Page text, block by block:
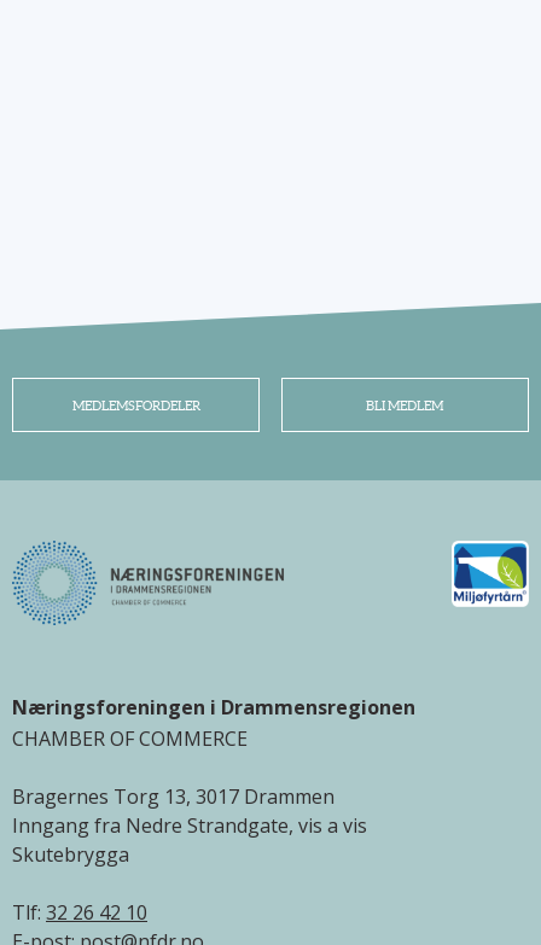
MEDLEMSFORDELER BLI MEDLEM
Næringsforeningen i Drammensregionen
CHAMBER OF COMMERCE
Bragernes Torg 13, 3017 Drammen
Inngang fra Nedre Strandgate, vis a vis
Skutebrygga
Tlf: 32 26 42 10